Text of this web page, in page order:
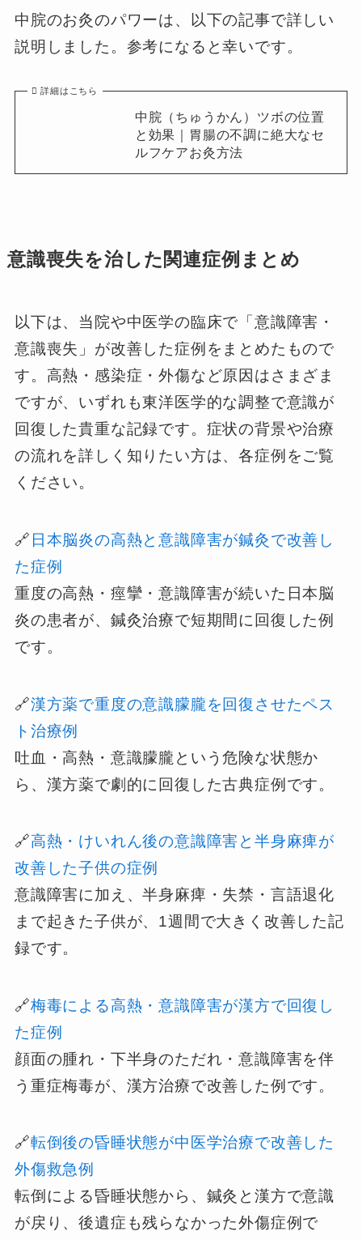
中脘のお灸のパワーは、以下の記事で詳しい
説明しました。参考になると幸いです。
詳細はこちら
中脘（ちゅうかん）ツボの位置
と効果｜胃腸の不調に絶大なセ
ルフケアお灸方法
意識喪失を治した関連症例まとめ
以下は、当院や中医学の臨床で「意識障害・
意識喪失」が改善した症例をまとめたもので
す。高熱・感染症・外傷など原因はさまざま
ですが、いずれも東洋医学的な調整で意識が
回復した貴重な記録です。症状の背景や治療
の流れを詳しく知りたい方は、各症例をご覧
ください。
🔗 日本脳炎の高熱と意識障害が鍼灸で改善し
た症例
重度の高熱・痙攣・意識障害が続いた日本脳
炎の患者が、鍼灸治療で短期間に回復した例
です。
🔗漢方薬で重度の意識朦朧を回復させたペス
ト治療例
吐血・高熱・意識朦朧という危険な状態か
ら、漢方薬で劇的に回復した古典症例です。
🔗高熱・けいれん後の意識障害と半身麻痺が
改善した子供の症例
意識障害に加え、半身麻痺・失禁・言語退化
まで起きた子供が、1週間で大きく改善した記
録です。
🔗梅毒による高熱・意識障害が漢方で回復し
た症例
顔面の腫れ・下半身のただれ・意識障害を伴
う重症梅毒が、漢方治療で改善した例です。
🔗転倒後の昏睡状態が中医学治療で改善した
外傷救急例
転倒による昏睡状態から、鍼灸と漢方で意識
が戻り、後遺症も残らなかった外傷症例で